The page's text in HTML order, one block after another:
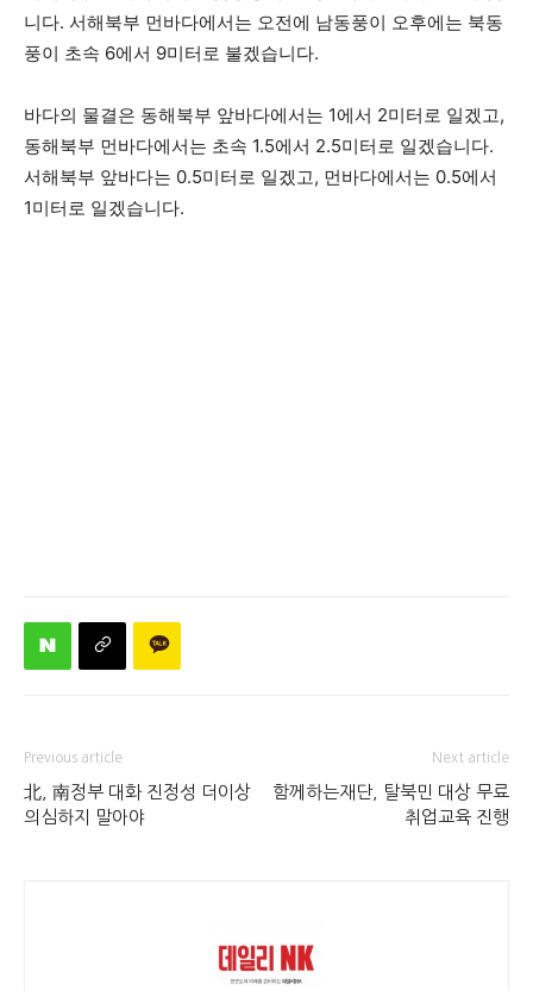
니다. 서해북부 먼바다에서는 오전에 남동풍이 오후에는 북동
풍이 초속 6에서 9미터로 불겠습니다.
바다의 물결은 동해북부 앞바다에서는 1에서 2미터로 일겠고,
동해북부 먼바다에서는 초속 1.5에서 2.5미터로 일겠습니다.
서해북부 앞바다는 0.5미터로 일겠고, 먼바다에서는 0.5에서
1미터로 일겠습니다.
Previous article
北, 南정부 대화 진정성 더이상
의심하지 말아야
Next article
함께하는재단, 탈북민 대상 무료
취업교육 진행